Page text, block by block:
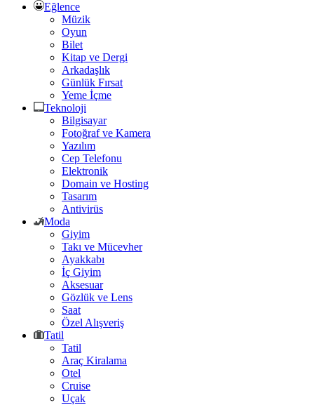
Eğlence
Müzik
Oyun
Bilet
Kitap ve Dergi
Arkadaşlık
Günlük Fırsat
Yeme İçme
Teknoloji
Bilgisayar
Fotoğraf ve Kamera
Yazılım
Cep Telefonu
Elektronik
Domain ve Hosting
Tasarım
Antivirüs
Moda
Giyim
Takı ve Mücevher
Ayakkabı
İç Giyim
Aksesuar
Gözlük ve Lens
Saat
Özel Alışveriş
Tatil
Tatil
Araç Kiralama
Otel
Cruise
Uçak